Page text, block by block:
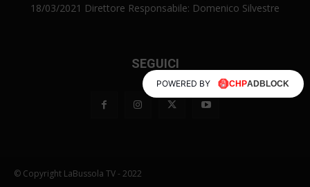
18/03/2021 Direttore Responsabile: Domenico Silvestre
SEGUICI
© Copyright LaBussola TV - 2022
POWERED BY